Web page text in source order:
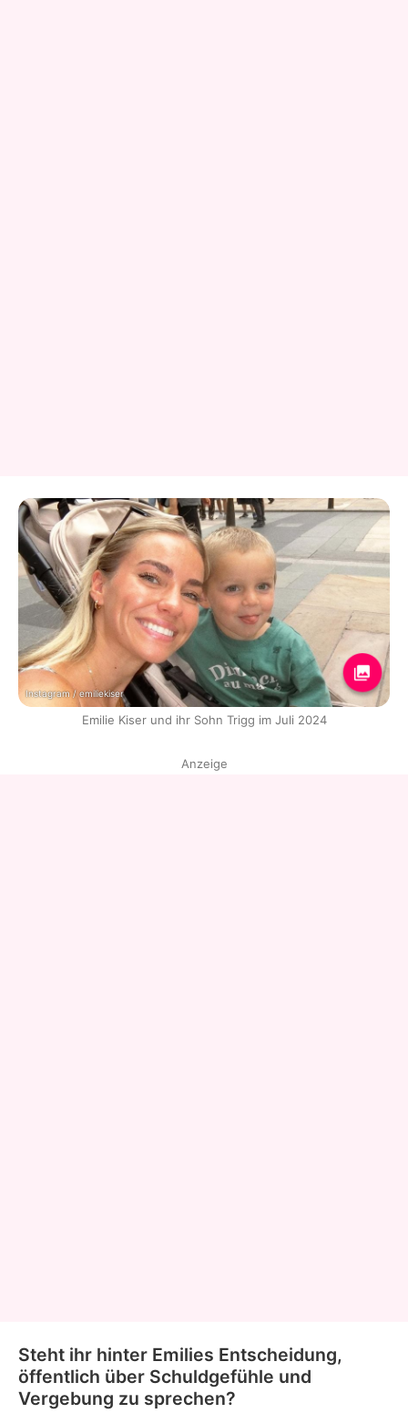
Instagram / emiliekiser
Emilie Kiser und ihr Sohn Trigg im Juli 2024
Anzeige
Steht ihr hinter Emilies Entscheidung,
öffentlich über Schuldgefühle und
Vergebung zu sprechen?